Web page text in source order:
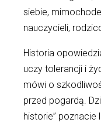
siebie,
nauczycieli,
Historia
uczy tolerancji i
mówi o
przed pogardą.
historie”